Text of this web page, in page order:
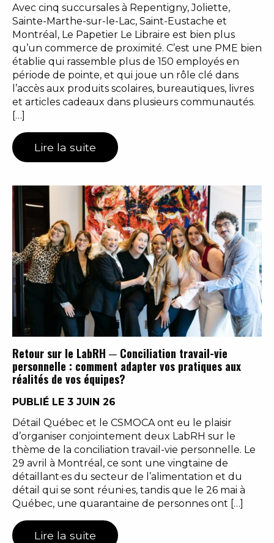
Avec cinq succursales à Repentigny, Joliette,
Sainte-Marthe-sur-le-Lac, Saint-Eustache et
Montréal, Le Papetier Le Libraire est bien plus
qu’un commerce de proximité. C’est une PME bien
établie qui rassemble plus de 150 employés en
période de pointe, et qui joue un rôle clé dans
l’accès aux produits scolaires, bureautiques, livres
et articles cadeaux dans plusieurs communautés.
[…]
Lire la suite
Retour sur le LabRH ─ Conciliation travail-vie
personnelle : comment adapter vos pratiques aux
réalités de vos équipes?
PUBLIÉ LE 3 JUIN 26
Détail Québec et le CSMOCA ont eu le plaisir
d’organiser conjointement deux LabRH sur le
thème de la conciliation travail-vie personnelle. Le
29 avril à Montréal, ce sont une vingtaine de
détaillant·es du secteur de l’alimentation et du
détail qui se sont réuni·es, tandis que le 26 mai à
Québec, une quarantaine de personnes ont […]
Lire la suite